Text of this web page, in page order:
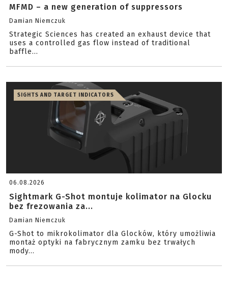
MFMD – a new generation of suppressors
Damian Niemczuk
Strategic Sciences has created an exhaust device that
uses a controlled gas flow instead of traditional
baffle...
SIGHTS AND TARGET INDICATORS
06.08.2026
Sightmark G-Shot montuje kolimator na Glocku
bez frezowania za...
Damian Niemczuk
G-Shot to mikrokolimator dla Glocków, który umożliwia
montaż optyki na fabrycznym zamku bez trwałych
mody...